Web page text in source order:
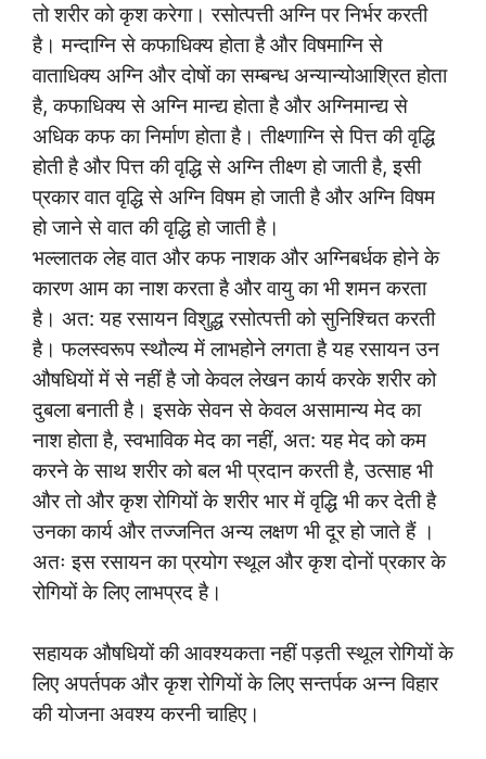
तो शरीर को कृश करेगा। रसोत्पत्ती अग्नि पर निर्भर करती
है। मन्दाग्नि से कफाधिक्य होता है और विषमाग्नि से
वाताधिक्य अग्नि और दोषों का सम्बन्ध अन्यान्योआश्रित होता
है, कफाधिक्य से अग्नि मान्द्य होता है और अग्निमान्द्य से
अधिक कफ का निर्माण होता है। तीक्ष्णाग्नि से पित्त की वृद्धि
होती है और पित्त की वृद्धि से अग्नि तीक्ष्ण हो जाती है, इसी
प्रकार वात वृद्धि से अग्नि विषम हो जाती है और अग्नि विषम
हो जाने से वात की वृद्धि हो जाती है।
भल्लातक लेह वात और कफ नाशक और अग्निबर्धक होने के
कारण आम का नाश करता है और वायु का भी शमन करता
है। अत: यह रसायन विशुद्ध रसोत्पत्ती को सुनिश्चित करती
है। फलस्वरूप स्थौल्य में लाभहोने लगता है यह रसायन उन
औषधियों में से नहीं है जो केवल लेखन कार्य करके शरीर को
दुबला बनाती है। इसके सेवन से केवल असामान्य मेद का
नाश होता है, स्वभाविक मेद का नहीं, अत: यह मेद को कम
करने के साथ शरीर को बल भी प्रदान करती है, उत्साह भी
और तो और कृश रोगियों के शरीर भार में वृद्धि भी कर देती है
उनका कार्य और तज्जनित अन्य लक्षण भी दूर हो जाते हैं ।
अतः इस रसायन का प्रयोग स्थूल और कृश दोनों प्रकार के
रोगियों के लिए लाभप्रद है।
सहायक औषधियों की आवश्यकता नहीं पड़ती स्थूल रोगियों के
लिए अपर्तपक और कृश रोगियों के लिए सन्तर्पक अन्न विहार
की योजना अवश्य करनी चाहिए।